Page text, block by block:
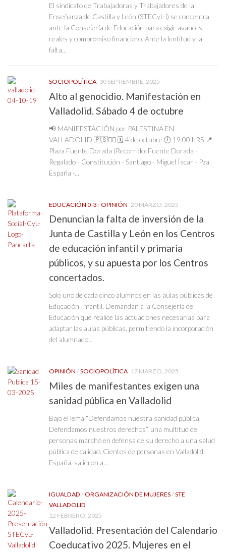
El sindicato de Trabajadoras y Trabajadores de la
Enseñanza de Castilla y León (STECyL-i) se concentra
ante la Consejería de Educación para exigir avances
reales y compromiso financiero. Ante la lentitud y la
falta...
SOCIOPOLÍTICA 30 SEPTIEMBRE, 2025
Alto al genocidio. Manifestación en
Valladolid. Sábado 4 de octubre
📢 MANIFESTACIÓN por PALESTINA EN
VALLADOLID 🇵🇸✊🏿 🗓️ 4 de octubre 🕖 19:00 hRS 📍
Plaza Fuente Dorada (Recorrido: Fuente Dorada -
Regalado - Constitución - Santiago - Miguel Íscar - Pza.
España -...
EDUCACIÓN 0-3/OPINIÓN 20 MARZO, 2025
Denuncian la falta de inversión de la
Junta de Castilla y León en los Centros
de educación infantil y primaria
públicos, y su apuesta por los Centros
concertados.
Solo uno de cada cinco alumnos en las aulas públicas de
Educación Infantil. Demandan a la Consejería de
Educación que realice las actuaciones necesarias para
adaptar las aulas públicas, permitiendo la incorporación
del alumnado...
OPINIÓN /SOCIOPOLÍTICA 17 MARZO, 2025
Miles de manifestantes exigen una
sanidad pública en Valladolid
Bajo el lema “Defendamos nuestra sanidad pública.
Defendamos nuestros derechos”, una multitud de
personas marchó en defensa de su derecho a una salud
pública de calidad. Cientos de personas en Valladolid,
España, salieron a...
IGUALDAD /ORGANIZACIÓN DE MUJERES/STE
VALLADOLID
12 FEBRERO, 2025
Valladolid. Presentación del Calendario
Coeducativo 2025. Mujeres en el